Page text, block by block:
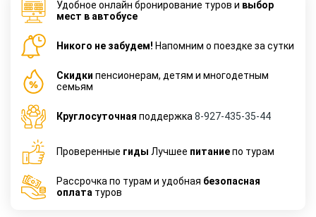
Удобное онлайн бронирование туров и выбор
мест в автобусе
Никого не забудем! Напомним о поездке за сутки
Cкидки пенсионерам, детям и многодетным
семьям
Круглосуточная поддержка 8-927-435-35-44
Проверенные гиды Лучшее питаниепо турам
Рассрочка по турам и удобная безопасная
оплата туров